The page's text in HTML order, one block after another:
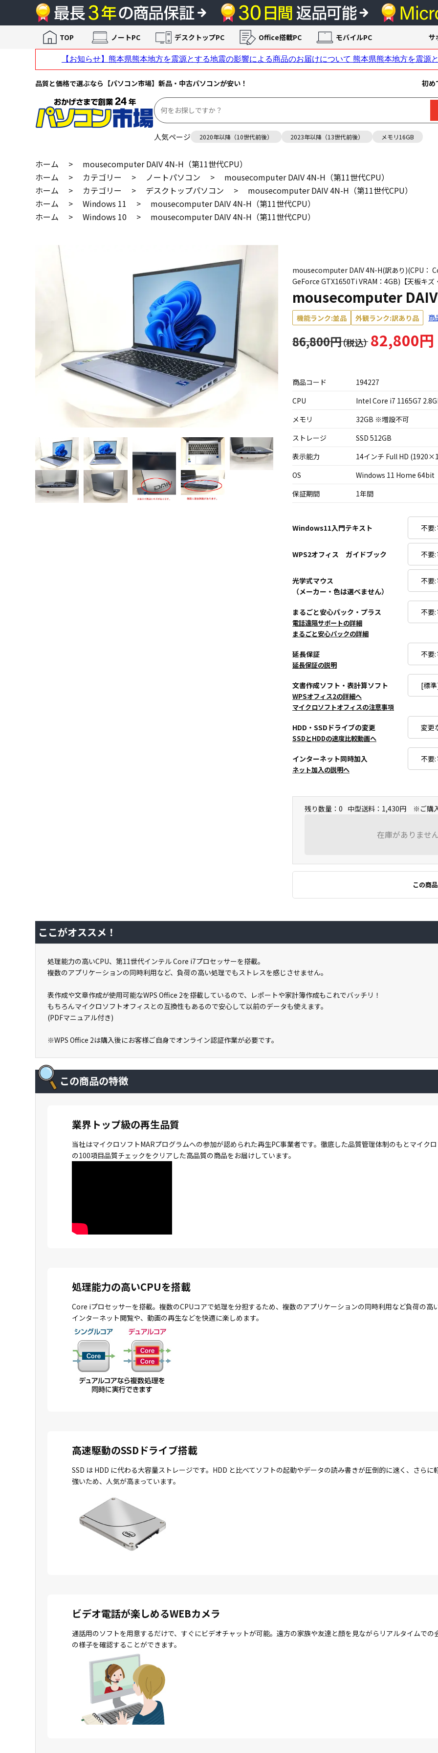
品質と価格で選ぶなら【パソコン市場】新品・中古パソコンが安い！ 初め
人気ページ 2020年以降（10世代前後） 2023年以降（13世代前後） メモリ16GB
TOP ノートPC デスクトップPC Office搭載PC モバイルPC サ
ホーム >
mousecomputer DAIV 4N-H（第11世代CPU）
ホーム
> カテゴリー > ノートパソコン >
mousecomputer DAIV 4N-H（第11世代CPU）
ホーム
> カテゴリー > デスクトップパソコン >
mousecomputer DAIV 4N-H（第11世代CPU）
ホーム
> Windows 11 >
mousecomputer DAIV 4N-H（第11世代CPU）
ホーム
> Windows 10 > mousecomputer DAIV 4N-H（第11世代CPU）
mousecomputer DAIV 4N-H(訳あり)(CPU：
GeForce GTX1650Ti VRAM：4GB)【天板キ
mousecomputer
機能ランク:並品 外観ランク:訳あり品 商
82,800円
86,800円
商品コード
194227
CPU
Intel Core i7 1165G7
メモリ
32GB ※増設不可
ストレージ
SSD 512GB
表示能力
14インチ Full HD
OS
Windows 11 Home 64bit
保証期間
1年間
Windows11入門テキスト
WPS2オフィス ガイドブック
光学式マウス
（メーカー・色は選べません）
まるごと安心パック・プラス
電話遠隔サポートの詳細
まるごと安心パックの詳細
延長保証
延長保証の説明
文書作成ソフト・表計算ソフト
WPSオフィス2の詳細へ
マイクロソフトオフィスの注意事項
HDD・SSDドライブの変更
SSDとHDDの速度比較動画へ
インターネット同時加入
ネット加入の説明へ
残り数量：0 中型送料：1,430円 ※ご購
在庫がありませ
この商
ここがオススメ！
処理能力の高いCPU、第11世代インテル Core i7プロセッサーを搭載。
複数のアプリケーションの同時利用など、負荷の高い処理でもストレスを感じさせません。
表作成や文章作成が使用可能なWPS Office 2を搭載しているので、レポートや家計簿作成もこれでバッチリ！
もちろんマイクロソフトオフィスとの互換性もあるので安心して以前のデータも使えます。
(PDFマニュアル付き)
※WPS Office 2は購入後にお客様ご自身でオンライン認証作業が必要です。
この商品の特徴
業界トップ級の再生品質
当社はマイクロソフトMARプログラムへの参加が認められた再生PC事業者です。徹底した品質管理体制のもとマイク
の100項目品質チェックをクリアした高品質の商品をお届けしています。
処理能力の高いCPUを搭載
Core iプロセッサーを搭載。複数のCPUコアで処理を分担するため、複数のアプリケーションの同時利用など負荷の高
インターネット閲覧や、動画の再生などを快適に楽しめます。
高速駆動のSSDドライブ搭載
SSD は HDD に代わる大容量ストレージです。HDD と比べてソフトの起動やデータの読み書きが圧倒的に速く、さら
強いため、人気が高まっています。
ビデオ電話が楽しめるWEBカメラ
通話用のソフトを用意するだけで、すぐにビデオチャットが可能。遠方の家族や友達と顔を見ながらリアルタイムで
の様子を確認することができます。